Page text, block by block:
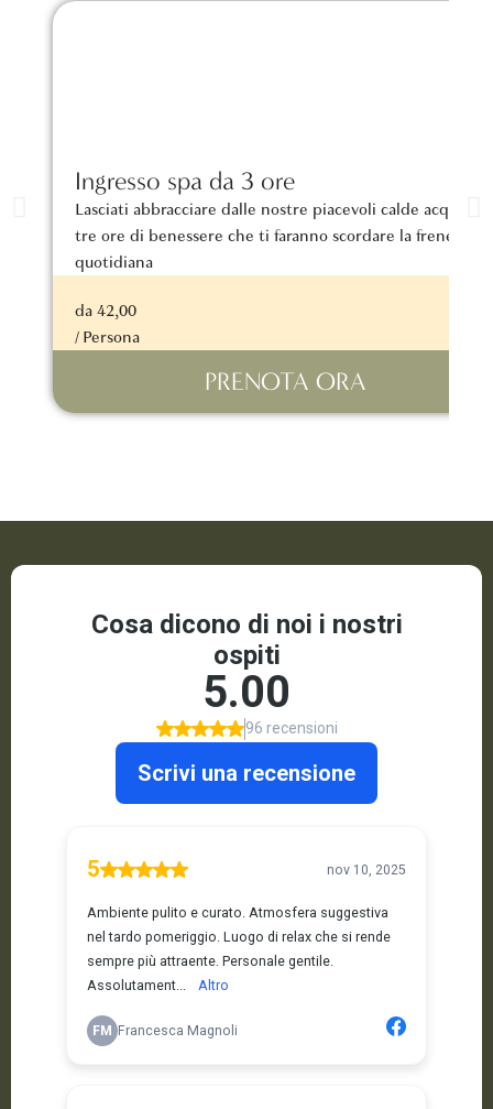
Ingresso spa da 3 ore
Lasciati abbracciare dalle nostre piacevoli calde acque
tre ore di benessere che ti faranno scordare la frenesia
quotidiana
da 42,00
/ Persona
PRENOTA ORA